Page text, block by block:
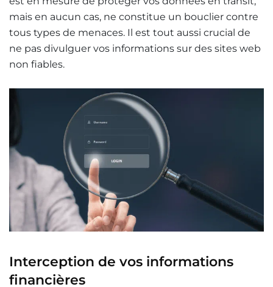
mais en aucun cas, ne constitue un bouclier contre
tous types de menaces. Il est tout aussi crucial de
ne pas divulguer vos informations sur des sites web
non fiables.
Interception de vos informations
financières